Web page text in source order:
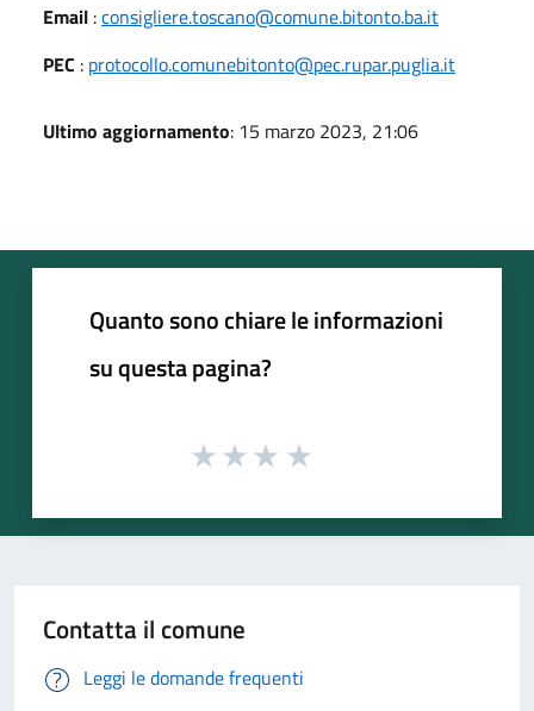
Email :consigliere.toscano@comune.bitonto.ba.it
PEC : protocollo.comunebitonto@pec.rupar.puglia.it
Ultimo aggiornamento: 15 marzo 2023, 21:06
Quanto sono chiare le informazioni
su questa pagina?
Contatta il comune
Leggi le domande frequenti